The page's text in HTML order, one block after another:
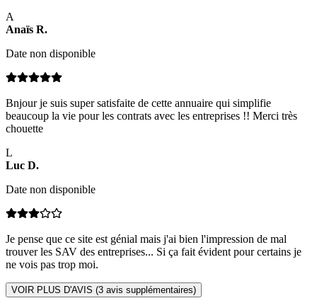
A
Anaïs R.
Date non disponible
Bnjour je suis super satisfaite de cette annuaire qui simplifie
beaucoup la vie pour les contrats avec les entreprises !! Merci très
chouette
L
Luc D.
Date non disponible
Je pense que ce site est génial mais j'ai bien l'impression de mal
trouver les SAV des entreprises... Si ça fait évident pour certains je
ne vois pas trop moi.
VOIR PLUS D'AVIS (3 avis supplémentaires)